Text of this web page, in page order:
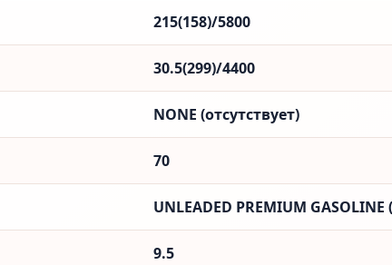
215(158)/5800
30.5(299)/4400
NONE (отсутствует)
70
UNLEADED PREMIUM
9.5